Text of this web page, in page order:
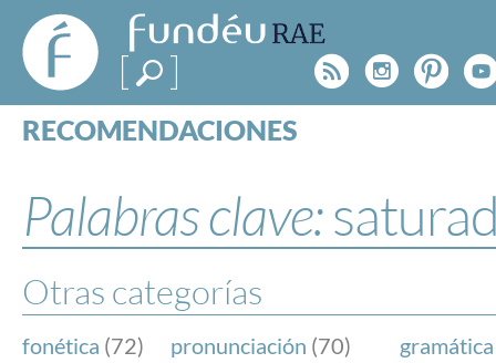
FundéuRAE
- Fundación
del Español
Urgente
Rss
RECOMENDACIONES
ESPECIALES
BLOG
NOTICIAS
SOBRE LA FUNDÉURAE
Palabras clave:
Otras categorías
fonética (72) pronunciación (70) gramática